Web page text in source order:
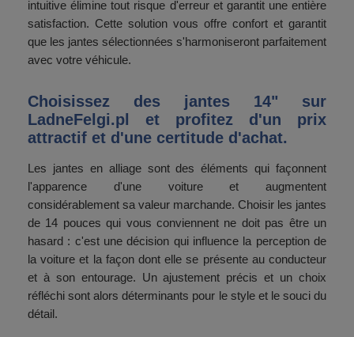
intuitive élimine tout risque d'erreur et garantit une entière
satisfaction. Cette solution vous offre confort et garantit
que les jantes sélectionnées s'harmoniseront parfaitement
avec votre véhicule.
Choisissez des jantes 14" sur
LadneFelgi.pl et profitez d'un prix
attractif et d'une certitude d'achat.
Les jantes en alliage sont des éléments qui façonnent
l'apparence d'une voiture et augmentent
considérablement sa valeur marchande. Choisir les jantes
de 14 pouces qui vous conviennent ne doit pas être un
hasard : c'est une décision qui influence la perception de
la voiture et la façon dont elle se présente au conducteur
et à son entourage. Un ajustement précis et un choix
réfléchi sont alors déterminants pour le style et le souci du
détail.